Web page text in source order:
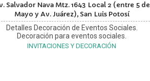
Salvador Nava Mtz. 1643 Local 2 (entre 5 de
Mayo y Av. Juárez), San Luis Potosí
Detalles Decoración de Eventos Sociales.
Decoración para eventos sociales.
INVITACIONES Y DECORACIÓN